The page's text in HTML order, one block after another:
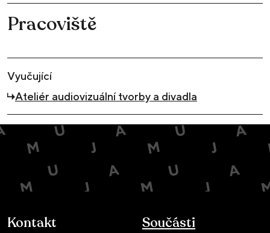
Pracoviště
Vyučující
Ateliér audiovizuální tvorby a divadla
Kontakt Součásti